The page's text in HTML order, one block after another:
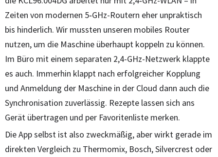
Zeiten von modernen 5‑GHz-Routern eher unpraktisch
bis hinderlich. Wir mussten unseren mobiles Router
nutzen, um die Maschine überhaupt koppeln zu können.
Im Büro mit einem separaten 2,4-GHz-Netzwerk klappte
es auch. Immerhin klappt nach erfolgreicher Kopplung
und Anmeldung der Maschine in der Cloud dann auch die
Synchronisation zuverlässig. Rezepte lassen sich ans
Gerät übertragen und per Favoritenliste merken.
Die App selbst ist also zweckmäßig, aber wirkt gerade im
direkten Vergleich zu Thermomix, Bosch, Silvercrest oder